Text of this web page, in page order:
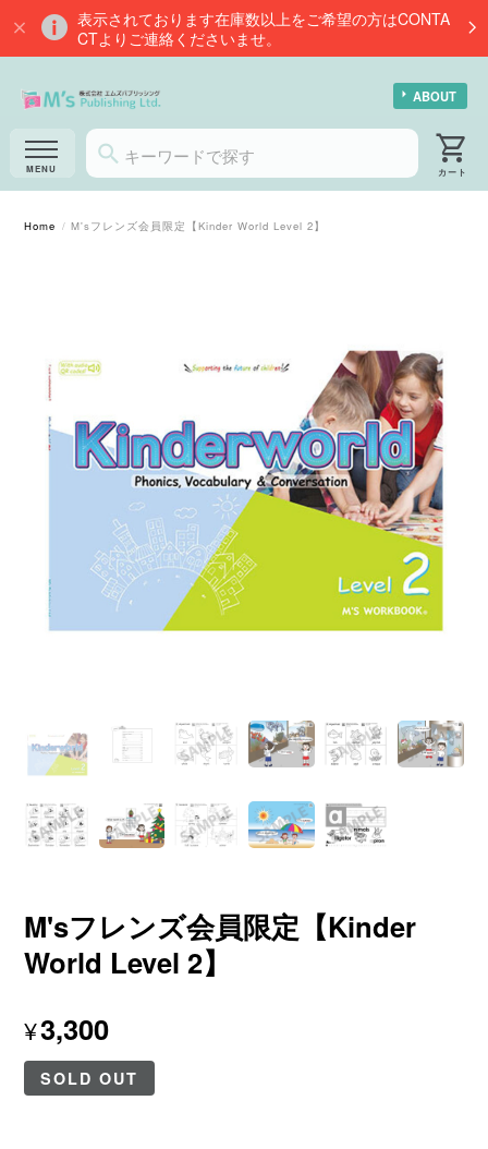
表示されております在庫数以上をご希望の方はCONTA
CTよりご連絡くださいませ。
ABOUT
Home M'sフレンズ会員限定【Kinder World Level 2】
M'sフレンズ会員限定【Kinder
World Level 2】
¥3,300
SOLD OUT